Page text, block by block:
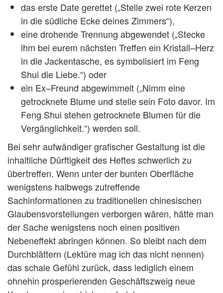
das erste Date gerettet („Stelle zwei rote Kerzen
in die südliche Ecke deines Zimmers“),
eine drohende Trennung abgewendet („Stecke
ihm bei eurem nächsten Treffen ein Kristall–Herz
in die Jackentasche, es symbolisiert im Feng
Shui die Liebe.“) oder
ein Ex–Freund abgewimmelt („Nimm eine
getrocknete Blume und stelle sein Foto davor. Im
Feng Shui stehen getrocknete Blumen für die
Vergänglichkeit.“) werden soll.
Bei sehr aufwändiger grafischer Gestaltung ist die
inhaltliche Dürftigkeit des Heftes schwerlich zu
übertreffen. Wenn unter der bunten Oberfläche
wenigstens halbwegs zutreffende
Sachinformationen zu traditionellen chinesischen
Glaubensvorstellungen verborgen wären, hätte man
der Sache wenigstens noch einen positiven
Nebeneffekt abringen können. So bleibt nach dem
Durchblättern (Lektüre mag ich das nicht nennen)
das schale Gefühl zurück, dass lediglich einem
ohnehin prosperierenden Geschäftszweig neue